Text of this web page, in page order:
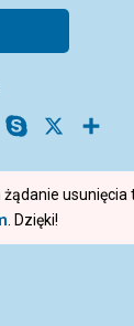
Viber Skype
. Dzięki!